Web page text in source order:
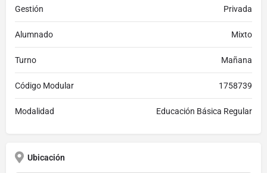
Gestión Privada
Alumnado Mixto
Turno Mañana
Código Modular 1758739
Modalidad Educación Básica Regular
Ubicación